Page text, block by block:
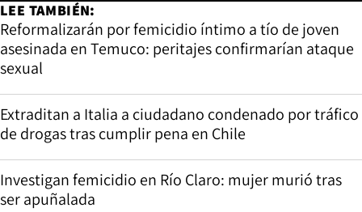
LEE TAMBIÉN:
Reformalizarán por femicidio íntimo a tío de joven
asesinada en Temuco: peritajes confirmarían ataque
sexual
Extraditan a Italia a ciudadano condenado por tráfico
de drogas tras cumplir pena en Chile
Investigan femicidio en Río Claro: mujer murió tras
ser apuñalada